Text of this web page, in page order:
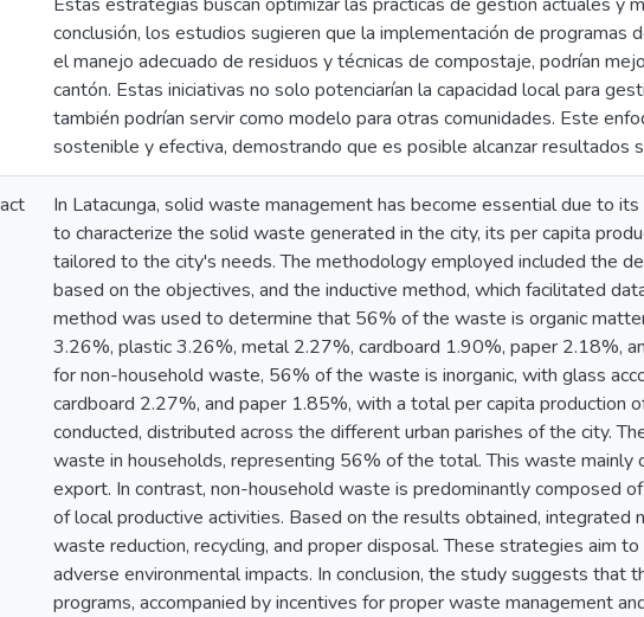
conclusión, los estudios sugieren que la implementación de programas
el manejo adecuado de residuos y técnicas de compostaje, podrían
cantón. Estas iniciativas no solo potenciarían la capacidad local para
también podrían servir como modelo para otras comunidades. Este
sostenible y efectiva, demostrando que es posible alcanzar resultados
In Latacunga, solid waste management has become essential due to
to characterize the solid waste generated in the city, its per capita
tailored to the city's needs. The methodology employed included the
based on the objectives, and the inductive method, which facilitated
method was used to determine that 56% of the waste is organic
3.26%, plastic 3.26%, metal 2.27%, cardboard 1.90%, paper 2.18%,
for non-household waste, 56% of the waste is inorganic, with glass
cardboard 2.27%, and paper 1.85%, with a total per capita production
conducted, distributed across the different urban parishes of the city.
waste in households, representing 56% of the total. This waste
export. In contrast, non-household waste is predominantly composed
of local productive activities. Based on the results obtained,
waste reduction, recycling, and proper disposal. These strategies aim
adverse environmental impacts. In conclusion, the study suggests that
programs, accompanied by incentives for proper waste management